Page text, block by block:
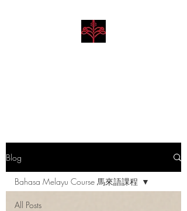
Blog
All Posts
Bahasa Melayu Course 馬來語課程